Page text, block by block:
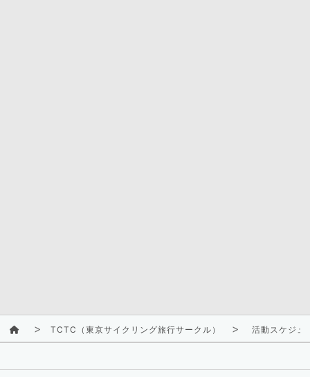
TCTC（東京サイクリング旅行サークル） 活動スケジュ